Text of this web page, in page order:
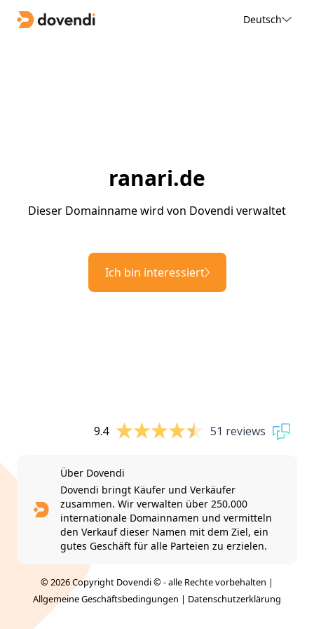
Deutsch
ranari.de
Dieser Domainname wird von Dovendi verwaltet
Ich bin interessiert
9.4 51 reviews
Über Dovendi
Dovendi bringt Käufer und Verkäufer
zusammen. Wir verwalten über 250.000
internationale Domainnamen und vermitteln
den Verkauf dieser Namen mit dem Ziel, ein
gutes Geschäft für alle Parteien zu erzielen.
© 2026 Copyright Dovendi © - alle Rechte vorbehalten |
Allgemeine Geschäftsbedingungen | Datenschutzerklärung